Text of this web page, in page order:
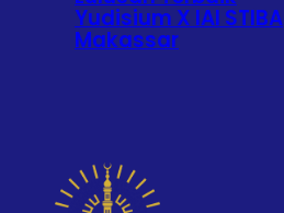
Yudisium X IAI STIBA
Makassar